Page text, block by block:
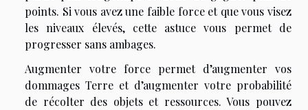
points. Si vous avez une faible force et que vous visez
les niveaux élevés, cette astuce vous permet de
progresser sans ambages.
Augmenter votre force permet d’augmenter vos
dommages Terre et d’augmenter votre probabilité
de récolter des objets et ressources. Vous pouvez